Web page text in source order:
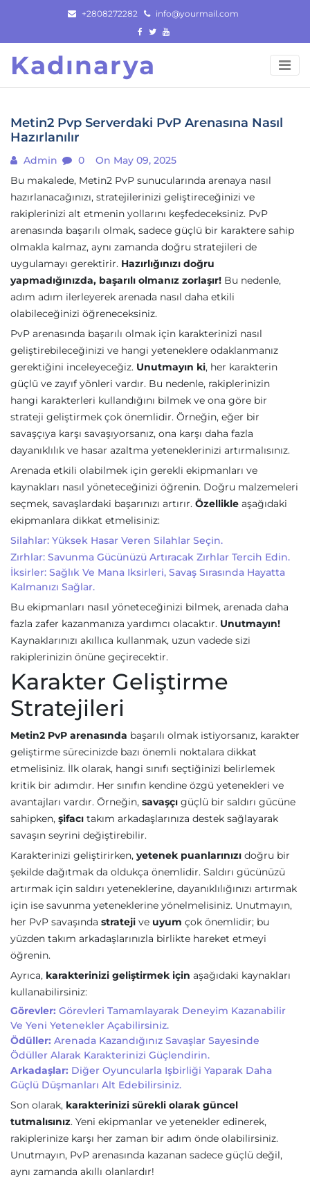
content
+2808272282 info@yourmail.com
Kadınarya
Metin2 Pvp Serverdaki PvP Arenasına Nasıl
Hazırlanılır
Admin 0
On May 09, 2025
Bu makalede, Metin2 PvP sunucularında arenaya nasıl
hazırlanacağınızı, stratejilerinizi geliştireceğinizi ve
rakiplerinizi alt etmenin yollarını keşfedeceksiniz. PvP
arenasında başarılı olmak, sadece güçlü bir karaktere sahip
olmakla kalmaz, aynı zamanda doğru stratejileri de
uygulamayı gerektirir. Hazırlığınızı doğru
yapmadığınızda, başarılı olmanız zorlaşır! Bu nedenle,
adım adım ilerleyerek arenada nasıl daha etkili
olabileceğinizi öğreneceksiniz.
PvP arenasında başarılı olmak için karakterinizi nasıl
geliştirebileceğinizi ve hangi yeteneklere odaklanmanız
gerektiğini inceleyeceğiz. Unutmayın ki, her karakterin
güçlü ve zayıf yönleri vardır. Bu nedenle, rakiplerinizin
hangi karakterleri kullandığını bilmek ve ona göre bir
strateji geliştirmek çok önemlidir. Örneğin, eğer bir
savaşçıya karşı savaşıyorsanız, ona karşı daha fazla
dayanıklılık ve hasar azaltma yeteneklerinizi artırmalısınız.
Arenada etkili olabilmek için gerekli ekipmanları ve
kaynakları nasıl yöneteceğinizi öğrenin. Doğru malzemeleri
seçmek, savaşlardaki başarınızı artırır. Özellikle aşağıdaki
ekipmanlara dikkat etmelisiniz:
Silahlar: Yüksek Hasar Veren Silahlar Seçin.
Zırhlar: Savunma Gücünüzü Artıracak Zırhlar Tercih Edin.
İksirler: Sağlık Ve Mana Iksirleri, Savaş Sırasında Hayatta
Kalmanızı Sağlar.
Bu ekipmanları nasıl yöneteceğinizi bilmek, arenada daha
fazla zafer kazanmanıza yardımcı olacaktır. Unutmayın!
Kaynaklarınızı akıllıca kullanmak, uzun vadede sizi
rakiplerinizin önüne geçirecektir.
Karakter Geliştirme
Stratejileri
Metin2 PvP arenasında başarılı olmak istiyorsanız, karakter
geliştirme sürecinizde bazı önemli noktalara dikkat
etmelisiniz. İlk olarak, hangi sınıfı seçtiğinizi belirlemek
kritik bir adımdır. Her sınıfın kendine özgü yetenekleri ve
avantajları vardır. Örneğin, savaşçı güçlü bir saldırı gücüne
sahipken, şifacı takım arkadaşlarınıza destek sağlayarak
savaşın seyrini değiştirebilir.
Karakterinizi geliştirirken, yetenek puanlarınızı doğru bir
şekilde dağıtmak da oldukça önemlidir. Saldırı gücünüzü
artırmak için saldırı yeteneklerine, dayanıklılığınızı artırmak
için ise savunma yeteneklerine yönelmelisiniz. Unutmayın,
her PvP savaşında strateji ve uyum çok önemlidir; bu
yüzden takım arkadaşlarınızla birlikte hareket etmeyi
öğrenin.
Ayrıca, karakterinizi geliştirmek için aşağıdaki kaynakları
kullanabilirsiniz:
Görevler: Görevleri Tamamlayarak Deneyim Kazanabilir
Ve Yeni Yetenekler Açabilirsiniz.
Ödüller: Arenada Kazandığınız Savaşlar Sayesinde
Ödüller Alarak Karakterinizi Güçlendirin.
Arkadaşlar: Diğer Oyuncularla Işbirliği Yaparak Daha
Güçlü Düşmanları Alt Edebilirsiniz.
Son olarak, karakterinizi sürekli olarak güncel
tutmalısınız. Yeni ekipmanlar ve yetenekler edinerek,
rakiplerinize karşı her zaman bir adım önde olabilirsiniz.
Unutmayın, PvP arenasında kazanan sadece güçlü değil,
aynı zamanda akıllı olanlardır!